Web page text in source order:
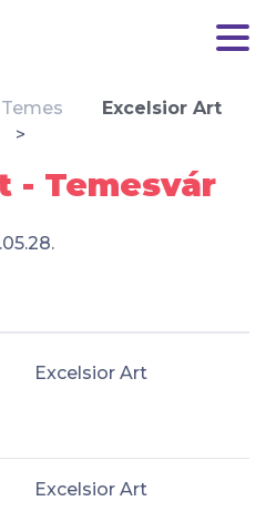
Temes Excelsior Art
- Temesvár
Excelsior Art
Excelsior Art